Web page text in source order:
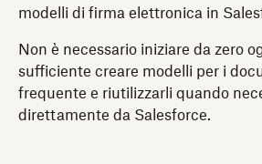
modelli di firma elettronica in
Non è necessario iniziare da zero
sufficiente creare modelli per i
frequente e riutilizzarli quando
direttamente da Salesforce.